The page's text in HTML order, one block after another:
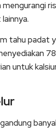
tahu padat
untuk